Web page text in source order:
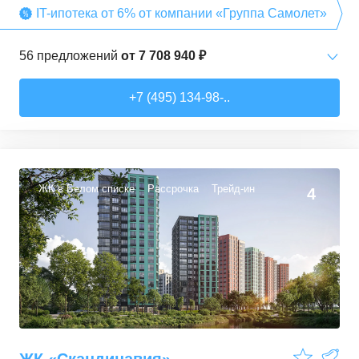
IT-ипотека от 6% от компании «Группа Самолет»
56 предложений от 7 708 940 ₽
34,71–49,54м² 22 предложения
2-комн. кв.
50,6–60,29
3-комн. кв. от16 491 230 ₽
74,3–94,8м² 22 предложения
+7 (495) 134-98-..
ЖК в Белом списке Рассрочка Трейд-ин 4